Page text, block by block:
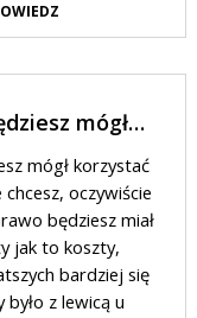
mógł…
mógł korzystać
chcesz, oczywiście
będziesz miał
jak to koszty,
bardziej się
z lewicą u